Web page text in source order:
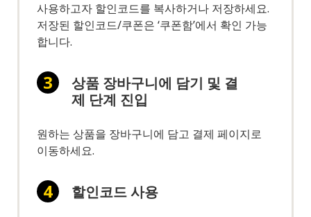
사용하고자 할인코드를 복사하거나 저장하세요.
저장된 할인코드/쿠폰은 ‘쿠폰함’에서 확인 가능
합니다.
상품 장바구니에 담기 및 결
제 단계 진입
원하는 상품을 장바구니에 담고 결제 페이지로
이동하세요.
할인코드 사용